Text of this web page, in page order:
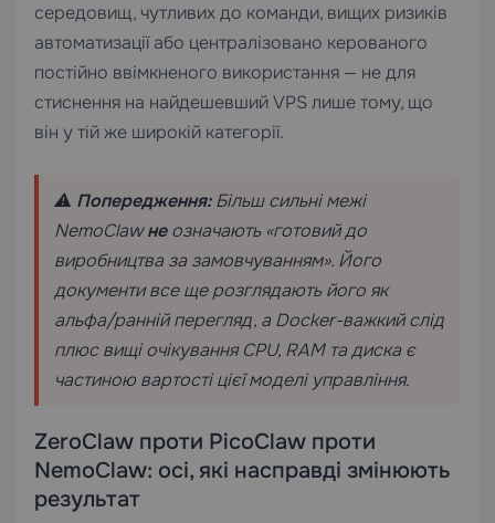
середовищ, чутливих до команди, вищих ризиків
автоматизації або централізовано керованого
постійно ввімкненого використання — не для
стиснення на найдешевший VPS лише тому, що
він у тій же широкій категорії.
⚠️ Попередження:Більш сильні межі
NemoClawнеозначають «готовий до
виробництва за замовчуванням». Його
документи все ще розглядають його як
альфа/ранній перегляд, а Docker-важкий слід
плюс вищі очікування CPU, RAM та диска є
частиною вартості цієї моделі управління.
ZeroClaw проти PicoClaw проти
NemoClaw: осі, які насправді змінюють
результат